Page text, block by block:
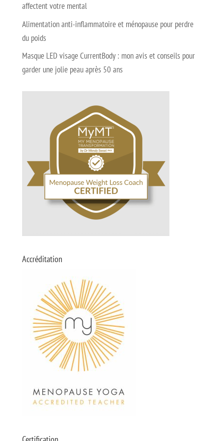
affectent votre mental
Alimentation anti-inflammatoire et ménopause pour perdre
du poids
Masque LED visage CurrentBody : mon avis et conseils pour
garder une jolie peau après 50 ans
Accréditation